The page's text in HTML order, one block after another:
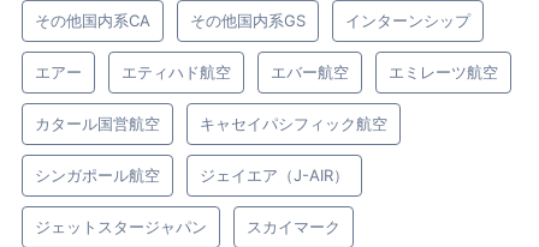
その他国内系CA その他国内系GS インターンシップ
エアー エティハド航空 エバー航空 エミレーツ航空
カタール国営航空 キャセイパシフィック航空
シンガポール航空 ジェイエア（J-AIR）
ジェットスタージャパン スカイマーク